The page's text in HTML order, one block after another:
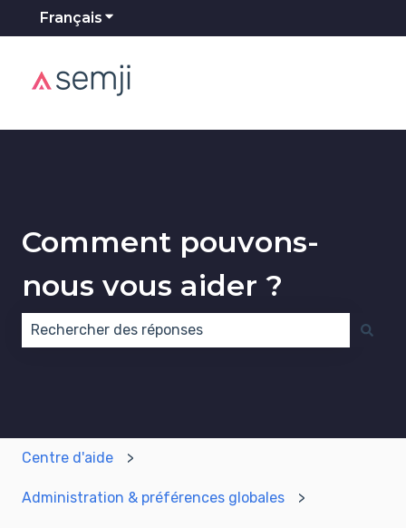
Français Afficher le sous-menu pour les
Comment pouvons-
nous vous aider ?
Centre d'aide
Administration & préférences globales